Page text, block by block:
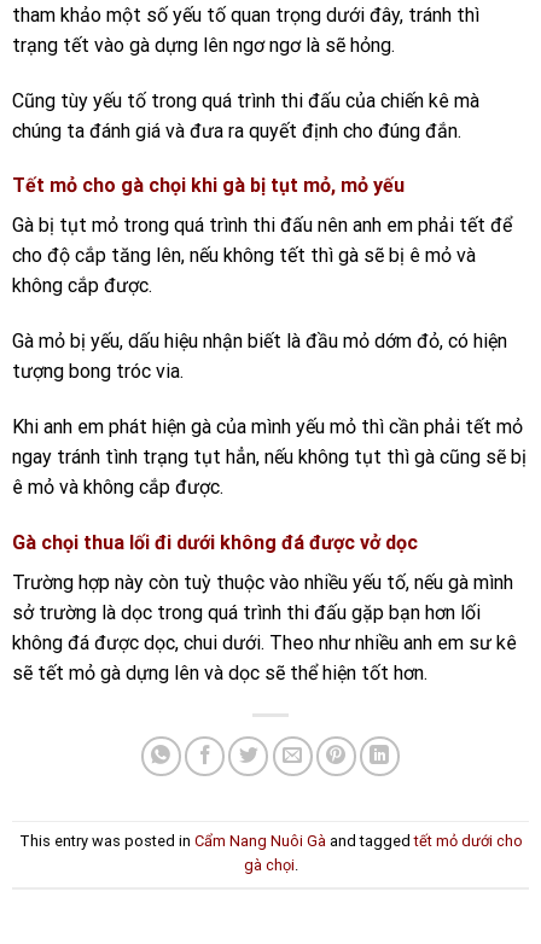
tham khảo một số yếu tố quan trọng dưới đây, tránh thì
trạng tết vào gà dựng lên ngơ ngơ là sẽ hỏng.
Cũng tùy yếu tố trong quá trình thi đấu của chiến kê mà
chúng ta đánh giá và đưa ra quyết định cho đúng đắn.
Tết mỏ cho gà chọi khi gà bị tụt mỏ, mỏ yếu
Gà bị tụt mỏ trong quá trình thi đấu nên anh em phải tết để
cho độ cắp tăng lên, nếu không tết thì gà sẽ bị ê mỏ và
không cắp được.
Gà mỏ bị yếu, dấu hiệu nhận biết là đầu mỏ dớm đỏ, có hiện
tượng bong tróc via.
Khi anh em phát hiện gà của mình yếu mỏ thì cần phải tết mỏ
ngay tránh tình trạng tụt hẳn, nếu không tụt thì gà cũng sẽ bị
ê mỏ và không cắp được.
Gà chọi thua lối đi dưới không đá được vở dọc
Trường hợp này còn tuỳ thuộc vào nhiều yếu tố, nếu gà mình
sở trường là dọc trong quá trình thi đấu gặp bạn hơn lối
không đá được dọc, chui dưới. Theo như nhiều anh em sư kê
sẽ tết mỏ gà dựng lên và dọc sẽ thể hiện tốt hơn.
This entry was posted in Cẩm Nang Nuôi Gàand taggedtết mỏ dưới cho
gà chọi.